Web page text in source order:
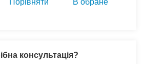
консультація?